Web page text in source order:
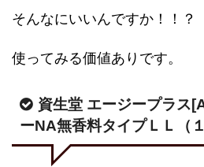
そんなにいいんですか！！？
使ってみる価値ありです。
資生堂 エージープラス
ーNA無香料タイプＬＬ（